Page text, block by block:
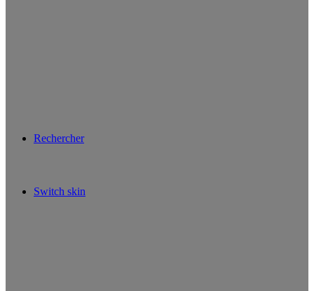
Rechercher
Switch skin